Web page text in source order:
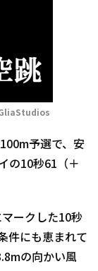
Mute 予選で、安
の10秒61（＋
ークした10秒
件にも恵まれて
の向かい風